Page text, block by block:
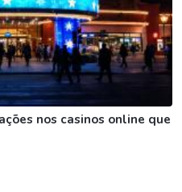
nos casinos online que